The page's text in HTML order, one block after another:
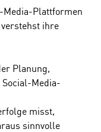
Media-Plattformen
ihre
Planung,
Media-
misst,
sinnvolle